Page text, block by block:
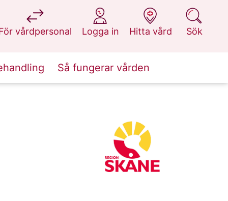
vårdpersonal
på 1177.se
Logga in
på 1177.se
Hitta vård
på 1177.se
Sök
på 1177.se
Så fungerar vården